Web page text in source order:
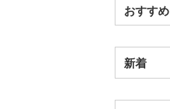
おすすめ
新着